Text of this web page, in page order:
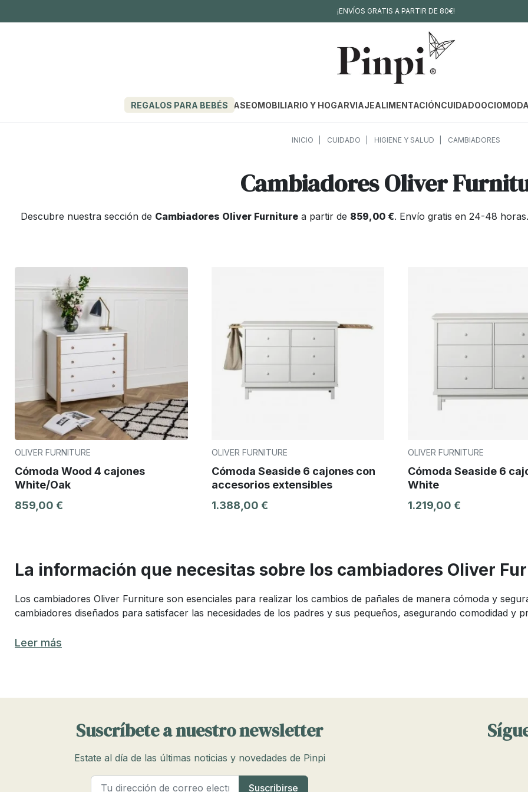
¡ENVÍOS GRATIS A PARTIR DE 80€!
REGALOS PARA BEBÉS PASEOMOBILIARIO Y HOGARVIAJEALIMENTACIÓNCUIDADOOCIO
INICIO CUIDADO HIGIENE Y SALUD CAMBIADORES
Cambiadores Oliver
Descubre nuestra sección de Cambiadores Oliver Furniturea partir de 859,00 €. Envío gratis en 24-48
OLIVER FURNITURE
Cómoda Wood 4 cajones
White/Oak
859,00 €
OLIVER FURNITURE
Cómoda Seaside 6 cajones con
accesorios extensibles
1.388,00 €
OLIVER FURNITURE
Cómoda Seaside 6
White
1.219,00 €
La información que necesitas sobre los cambiadores Oliver
Los cambiadores Oliver Furniture son esenciales para realizar los cambios de pañales de manera cómoda y
cambiadores diseñados para satisfacer las necesidades de los padres y sus pequeños, asegurando comodidad y
¿Cuales son los mejores cambiadores para bebé?
Qué características buscar en un cambiador para bebé
Al buscar un cambiador para bebé Oliver Furniture, es importante considerar varias características clave:
superficie acolchada para el bebé.
Leer más
Suscríbete a nuestro newsletter
Estate al día de las últimas noticias y novedades de Pinpi